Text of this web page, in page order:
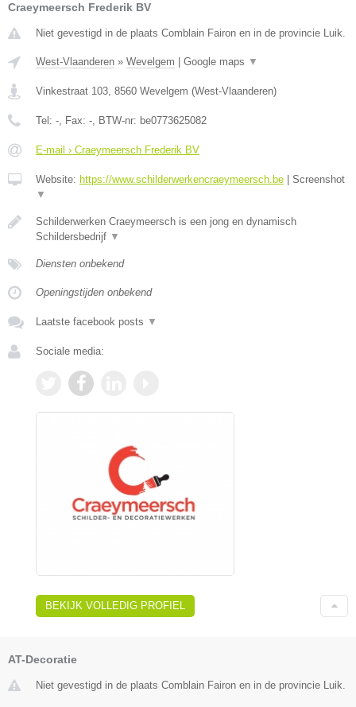
Craeymeersch Frederik BV
Niet gevestigd in de plaats Comblain Fairon en in de provincie Luik.
West-Vlaanderen » Wevelgem Google maps ▼
Vinkestraat 103, 8560 Wevelgem (West-Vlaanderen)
Tel: -, Fax: -, BTW-nr: be0773625082
E-mail › Craeymeersch Frederik BV
Website: https://www.schilderwerkencraeymeersch.be
Screenshot
▼
Schilderwerken Craeymeersch is een jong en dynamisch
Schildersbedrijf ▼
Diensten onbekend
Openingstijden onbekend
Laatste facebook posts ▼
Sociale media:
BEKIJK VOLLEDIG PROFIEL
AT-Decoratie
Niet gevestigd in de plaats Comblain Fairon en in de provincie Luik.